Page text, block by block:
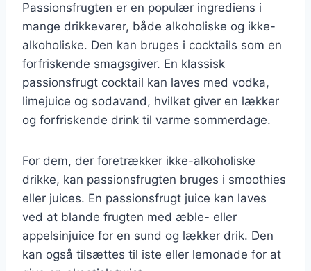
Passionsfrugten er en populær ingrediens i
mange drikkevarer, både alkoholiske og ikke-
alkoholiske. Den kan bruges i cocktails som en
forfriskende smagsgiver. En klassisk
passionsfrugt cocktail kan laves med vodka,
limejuice og sodavand, hvilket giver en lækker
og forfriskende drink til varme sommerdage.
For dem, der foretrækker ikke-alkoholiske
drikke, kan passionsfrugten bruges i smoothies
eller juices. En passionsfrugt juice kan laves
ved at blande frugten med æble- eller
appelsinjuice for en sund og lækker drik. Den
kan også tilsættes til iste eller lemonade for at